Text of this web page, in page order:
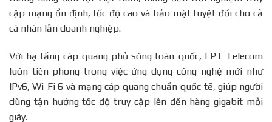
cập mạng ổn định, tốc độ cao và bảo mật tuyệt đối cho cả
cá nhân lẫn doanh nghiệp.
Với hạ tầng cáp quang phủ sóng toàn quốc, FPT Telecom
luôn tiên phong trong việc ứng dụng công nghệ mới như
IPv6, Wi-Fi 6 và mạng cáp quang chuẩn quốc tế, giúp người
dùng tận hưởng tốc độ truy cập lên đến hàng gigabit mỗi
giây.